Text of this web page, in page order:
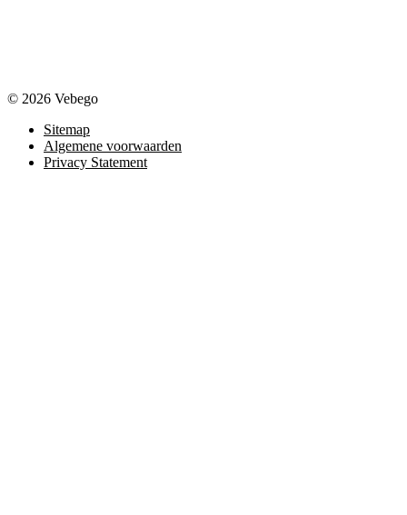
© 2026 Vebego
Sitemap
Algemene voorwaarden
Privacy Statement